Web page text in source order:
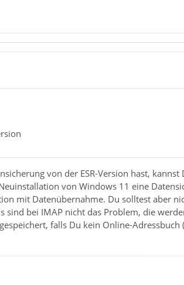
von der ESR-Version hast,
von Windows 11 eine
mit Datenübernahme. Du solltest aber
sind bei IMAP nicht das Problem, die
falls Du kein Online-Adressbuch